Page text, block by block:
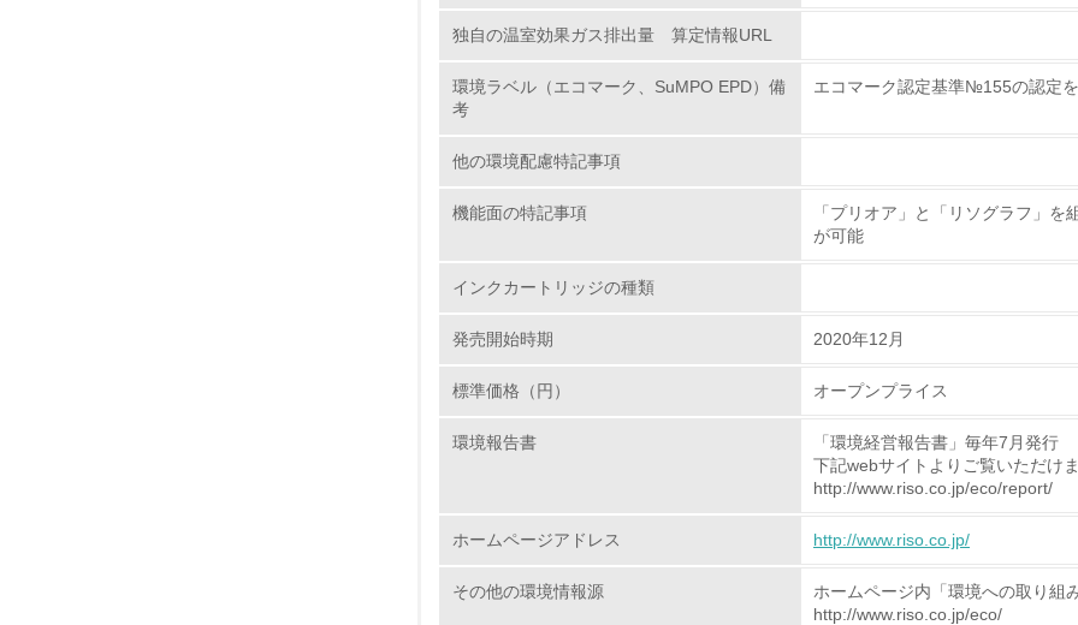
16. <L2> 環境負荷ができるだけ小さい物流を行っている
非該当（化学物質を使用していない）
17. <L1> 化学物質の使用量及び外部（大気・水・土壌）への排出量
18. <L2> 化学物質の使用量及び外部への排出量を把握し、具体的な
廃棄物
<L2> 発生する廃棄物の量と種類を把握し、具体的な削減・リサ
独自の温室効果ガス排出量 算定情報URL
環境ラベル（エコマーク、SuMPO EPD）備
考
エコマーク認定基準№155の認定
他の環境配慮特記事項
機能面の特記事項
「プリオア」と「リソグラフ」を
が可能
インクカートリッジの種類
発売開始時期 2020年12月
標準価格（円） オープンプライス
環境報告書
「環境経営報告書」毎年7月発行
下記webサイトよりご覧いただけま
http://www.riso.co.jp/eco/report/
ホームページアドレス http://www.riso.co.jp/
その他の環境情報源
ホームページ内「環境への取り組み
http://www.riso.co.jp/eco/